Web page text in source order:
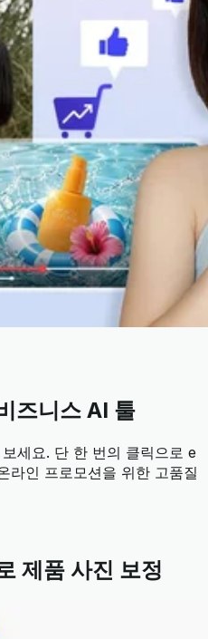
즈니스 AI 툴
세요. 단 한 번의 클릭으로 e
라인 프로모션을 위한 고품질
제품 사진 보정